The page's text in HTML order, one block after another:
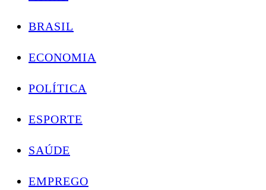
BRASIL
ECONOMIA
POLÍTICA
ESPORTE
SAÚDE
EMPREGO